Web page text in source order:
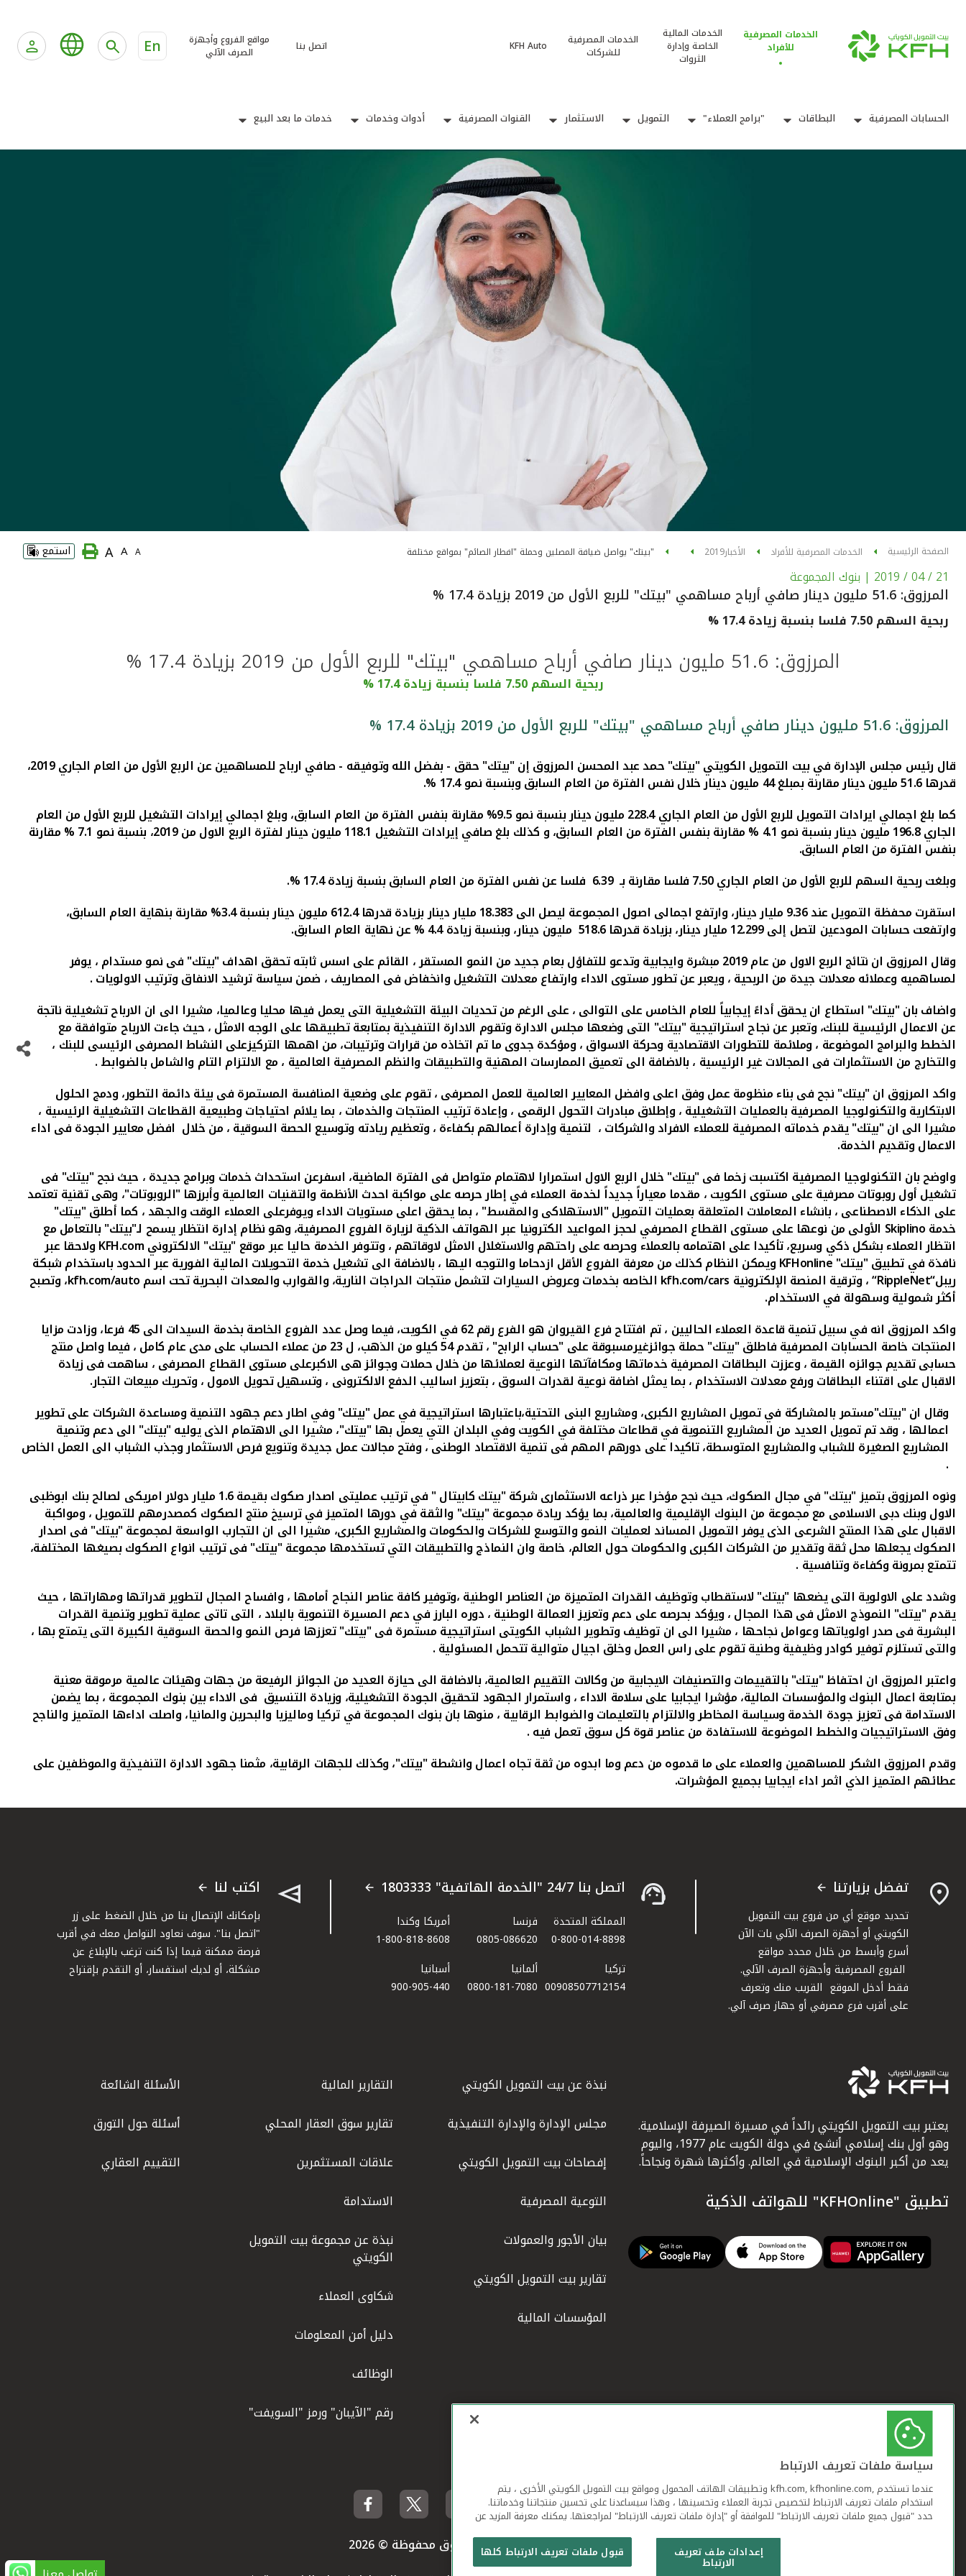
الخدمات المصرفية
للأفراد
الخدمات المالية
الخاصة وإدارة
الثروات
الخدمات المصرفية
للشركات
KFH Auto اتصل بنا
مواقع الفروع وأجهزة
الصرف الآلي
En
الحسابات المصرفية البطاقات "برامج العملاء" التمويل الاستثمار القنوات المصرفية أدوات وخدمات خدمات ما بعد البيع
الصفحة الرئيسية الخدمات المصرفية للأفراد الأخبار2019 "بيتك" يواصل ضيافة المصلين وحملة "افطار الصائم" بمواقع مختلفة A
A
A استمع
21 / 04 / 2019 | بنوك المجموعة
المرزوق: 51.6 مليون دينار صافي أرباح مساهمي "بيتك" للربع الأول من 2019 بزيادة 17.4 %
ربحية السهم 7.50 فلسا بنسبة زيادة 17.4 %
المرزوق: 51.6 مليون دينار صافي أرباح مساهمي "بيتك" للربع الأول من 2019 بزيادة 17.4 %
ربحية السهم 7.50 فلسا بنسبة زيادة 17.4 %
المرزوق: 51.6 مليون دينار صافي أرباح مساهمي "بيتك" للربع الأول من 2019 بزيادة 17.4 %
قال رئيس مجلس الإدارة في بيت التمويل الكويتي "بيتك" حمد عبد المحسن المرزوق إن"بيتك" حقق - بفضل الله وتوفيقه - صافي ارباح للمساهمين عن الربع الأول من العام الجاري 2019،
قدرها 51.6 مليون دينار مقارنة بمبلغ 44 مليون دينار خلال نفس الفترة من العام السابق وبنسبة نمو 17.4 %
.
كما بلغ اجمالي ايرادات التمويل للربع الأول من العام الجاري 228.4 مليون دينار بنسبة نمو 9.5% مقارنة بنفس الفترة من العام السابق، وبلغ اجمالي إيرادات التشغيل للربع الأول من العام
الجاري 196.8 مليون دينار بنسبة نمو 4.1 % مقارنة بنفس الفترة من العام السابق، و كذلك بلغ صافي إيرادات التشغيل 118.1 مليون دينار لفترة الربع الاول من 2019، بنسبة نمو 7.1 % مقارنة
بنفس الفترة من العام السابق.
وبلغت ربحية السهم للربع الأول من العام الجاري 7.50
فلسا مقارنة بـ 6.39 فلسا عن نفس الفترة من العام السابق بنسبة زيادة 17.4 %.
استقرت محفظة التمويل عند 9.36 مليار دينار، وارتفع اجمالى
اصول المجموعة ليصل الى 18.383 مليار دينار بزيادة قدرها 612.4 مليون دينار بنسبة 3.4% مقارنة بنهاية العام السابق،
وارتفعت حسابات المودعين لتصل إلى 12.299 مليار دينار، بزيادة قدرها 518.6 ملي ون دينار، وبنسبة زيادة 4.4 % عن نهاية العام السابق
.
وقال المرزوق ان نتائج الربع الاول من عام 2019 مبشرة وايجابية وتدعو للتفاؤل بعام جديد من النمو المستقر ، القائم على اسس ثابته تحقق اهداف "بيتك" فى نمو مستدام ، يوفر
لمساهميه وعملائه معدلات جيدة من الربحية ، ويعبر عن تطور مستوى الاداء وارتفاع معدلات التشغيل وانخفاض فى المصاريف ، ضمن سياسة ترشيد الانفاق وترتيب الاولويات .
واضاف بان "بيتك" استطاع ان يحقق أداءً إيجابياً للعام الخامس على التوالى ، على الرغم من تحديات البيئة التشغيلية التى يعمل فيها محليا وعالميا، مشيرا الى ان الارباح تشغيلية ناتجة
عن الاعمال الرئيسية للبنك، وتعبر عن نجاح استراتيجية "بيتك" التى وضعها مجلس الادارة وتقوم الادارة التنفيذية بمتابعة تطبيقها على الوجه الامثل ، حيث جاءت الارباح متوافقة مع
الخطط والبرامج الموضوعة ، وملائمة للتطورات الاقتصادية وحركة الاسواق ، ومؤكدة جدوى ما تم اتخاذه من قرارات وترتيبات، من اهمها التركيزعلى النشاط المصرفى الرئيسى للبنك ،
والتخارج من الاستثمارات فى المجالات غير الرئيسية ، بالاضافة الى تعميق الممارسات المهنية والتطبيقات والنظم المصرفية العالمية ، مع الالتزام التام والشامل بالضوابط .
واكد المرزوق ان "بيتك" نجح فى بناء منظومة عمل وفق اعلى وافضل المعايير العالمية للعمل المصرفى ، تقوم على وضعية المنافسة المستمرة فى بيئة دائمة التطور، ودمج الحلول
الابتكارية والتكنولوجيا المصرفية بالعمليات التشغيلية ، وإطلاق مبادرات التحول الرقمى ، وإعادة ترتيب المنتجات والخدمات ، بما يلائم احتياجات وطبيعية القطاعات التشغيلية الرئيسية ،
مشيرا الى ان "بيتك" يقدم خدماته المصرفية للعملاء الافراد والشركات ، لتنمية وإدارة أعمالهم بكفاءة ، وتعظيم ريادته وتوسيع الحصة السوقية ، من خلال افضل معايير الجودة فى اداء
الاعمال وتقديم الخدمة.
واوضح بان التكنولوجيا المصرفية اكتسبت زخما فى "بيتك" خلال الربع الاول استمرارا لاهتمام متواصل فى الفترة الماضية، اسفرعن استحداث خدمات وبرامج جديدة ، حيث نجح "بيتك" فى
تشغيل أول روبوتات مصرفية على مستوى الكويت ، مقدما معياراً جديداً لخدمة العملاء في إطار حرصه على مواكبة احدث الأنظمة والتقنيات العالمية وأبرزها "الروبوتات"، وهى تقنية تعتمد
على الذكاء الاصطناعى ، بانشاء المعاملات المتعلقة بعمليات التمويل "الاستهلاكى والمقسط" ، بما يحقق اعلى مستويات الاداء ويوفرعلى العملاء الوقت والجهد ، كما أطلق "بيتك"
خدمةSkiplino الأولى من نوعها على مستوى القطاع المصرفي لحجز المواعيد الكترونيا عبر الهواتف الذكية لزيارة الفروع المصرفية، وهو نظام إدارة انتظار يسمح لـ"بيتك" بالتعامل مع
انتظار العملاء بشكل ذكي وسريع، تأكيدا على اهتمامه بالعملاء وحرصه على راحتهم والاستغلال الامثل لاوقاتهم ، وتتوفر الخدمة حاليا عبر موقع "بيتك" الالكترونيKFH.comولاحقا عبر
نافذة في تطبيق "بيتك"KFHonlineويمكن النظام كذلك من معرفة الفروع الأقل ازدحاما والتوجه اليها ، بالاضافة الى تشغيل خدمة التحويلات المالية الفورية عبر الحدود باستخدام شبكة
ريبل“
RippleNet
“، وترقية المنصة الإلكترونية kfh.com/cars الخاصه بخدمات وعروض السيارات لتشمل منتجات الدراجات النارية، والقوارب والمعدات البحرية تحت اسمkfh.com/auto،وتصبح
أكثر شمولية وسهولة في الاستخدام.
واكد المرزوق انه في سبيل تنمية قاعدة العملاء الحاليين ، تم افتتاح فرع القيروان هو الفرع رقم 62 في الكويت، فيما وصل عدد الفروع الخاصة بخدمة السيدات الى
45 فرعا، وزادت مزايا
المنتجات خاصة الحسابات المصرفية فاطلق "بيتك" حملة جوائزغيرمسبوقة على "حساب الرابح" ، تقدم 54 كيلو من الذهب، ل 23 من عملاء الحساب على مدى عام كامل ، فيما واصل منتج
حسابى تقديم جوائزه القيمة ، وعززت البطاقات المصرفية خدماتها ومكافآتها النوعية لعملائها من خلال حملات وجوائز هى الاكبرعلى مستوى القطاع المصرفى ، ساهمت فى زيادة
الاقبال على اقتناء البطاقات ورفع معدلات الاستخدام ، بما يمثل اضافة نوعية لقدرات السوق ، بتعزيز اساليب الدفع الالكترونى ، وتسهيل تحويل الامول ، وتحريك مبيعات التجار.
وقال ان "بيتك"مستمر بالمشاركة في تمويل المشاريع الكبرى، ومشاريع البنى التحتية،باعتبارها استراتيجية في عمل "بيتك" وفي اطار دعم جهود التنمية ومساعدة الشركات على تطوير
اعمالها ، وقد تم تمويل العديد من المشاريع التنموية في قطاعات مختلفة في الكويت وفي البلدان التي يعمل بها "بيتك"، مشيرا الى الاهتمام الذى يوليه "بيتك" الى دعم وتنمية
المشاريع الصغيرة للشباب والمشاريع المتوسطة، تاكيدا على دورهم المهم فى تنمية الاقتصاد الوطنى ، وفتح مجالات عمل جديدة وتنويع فرص الاستثمار وجذب الشباب الى العمل الخاص
.
ونوه المرزوق بتميز "بيتك" في مجال الصكوك، حيث نجح مؤخرا عبر ذراعه الاستثمارى شركة "بيتك كابيتال " في ترتيب عمليتى اصدار صكوك بقيمة 1.6 مليار دولار امريكى لصالح بنك ابوظبى
الاول وبنك دبى الاسلامى مع مجموعة من البنوك الإقليمية والعالمية، بما يؤكد ريادة مجموعة "بيتك" والثقة في دورها المتميز في ترسيخ منتج الصكوك كمصدرمهم للتمويل ، ومواكبة
الاقبال على هذا المنتج الشرعى الذى يوفر التمويل المساند لعمليات النمو والتوسع للشركات والحكومات والمشاريع الكبرى، مشيرا الى ان التجارب الواسعة لمجموعة "بيتك" فى اصدار
الصكوك يجعلها محل ثقة وتقدير من الشركات الكبرى والحكومات حول العالم، خاصة وان النماذج والتطبيقات التي تستخدمها مجموعة "بيتك" فى ترتيب انواع الصكوك بصيغها المختلفة،
تتمتع بمرونة وكفاءة وتنافسية .
وشدد على الاولوية التى يضعها "بيتك" لاستقطاب وتوظيف القدرات المتميزة من العناصر الوطنية،وتوفير كافة عناصر النجاح أمامها ، وافساح المجال لتطوير قدراتها ومهاراتها ، حيث
يقدم "بيتك" النموذج الامثل فى هذا المجال ، ويؤكد بحرصه على دعم وتعزيز العمالة الوطنية ، دوره البارز في دعم المسيرة التنموية بالبلاد ، التى تاتى عملية تطوير وتنمية القدرات
البشرية فى صدر اولوياتها وعوامل نجاحها ، مشيرا الى ان توظيف وتطوير الشباب الكويتى استراتيجية مستمرة فى "بيتك" تعززها فرص النمو والحصة السوقية الكبيرة التى يتمتع بها ،
والتى تستلزم توفير كوادر وظيفية وطنية تقوم على راس العمل وخلق اجيال متوالية تتحمل المسئولية .
واعتبر المرزوق ان احتفاظ "بيتك" بالتقييمات والتصنيفات الايجابية من وكالات التقييم العالمية، بالاضافة الى حيازة العديد من الجوائز الرفيعة من جهات وهيئات عالمية مرموقة معنية
بمتابعة اعمال البنوك والمؤسسات المالية، مؤشرا ايجابيا على سلامة الاداء ، واستمرار الجهود لتحقيق الجودة التشغيلية، وزيادة التنسيق فى الاداء بين بنوك المجموعة ، بما يضمن
الاستدامة فى تعزيز جودة الخدمة وسياسة المخاطر والالتزام بالتعليمات والضوابط الرقابية ، منوها بان بنوك المجموعة في تركيا وماليزيا والبحرين والمانيا، واصلت اداءها المتميز والناجح
وفق الاستراتيجيات والخطط الموضوعة للاستفادة من عناصر قوة كل سوق تعمل فيه .
وقدم المرزوق الشكر للمساهمين والعملاء على ما قدموه من دعم وما ابدوه من ثقة تجاه اعمال وانشطة "بيتك"، وكذلك للجهات الرقابية، مثمنا جهود الادارة التنفيذية والموظفين على
عطائهم المتميز الذي اثمر اداء ايجابيا بجميع المؤشرات.
تفضل بزيارتنا
تحديد موقع أي من فروع بيت التمويل
الكويتي أو أجهزة الصرف الآلي بات الآن
أسرع وأبسط من خلال محدد مواقع
الفروع المصرفية وأجهزة الصرف الآلي.
فقط أدخل الموقع القريب منك وتعرف
على أقرب فرع مصرفي أو جهاز صرف آلي.
اتصل بنا 24/7 "الخدمة الهاتفية" 1803333
المملكة المتحدة
0-800-014-8898
فرنسا
0805-086620
أمريكا وكندا
1-800-818-8608
تركيا
00908507712154​
ألمانيا
0800-181-7080
أسبانيا
900-905-440
اكتب لنا
بإمكانك الإتصال بنا من خلال الضغط على زر
"اتصل بنا". سوف نعاود التواصل معك في أقرب
فرصة ممكنة فيما إذا كنت ترغب بالإبلاغ عن
مشكلة، أو لديك استفسار، أو التقدم بإقتراح
يعتبر بيت التمويل الكويتي رائداً في مسيرة الصيرفة الإسلامية.
وهو أول بنك إسلامي أنشئ في دولة الكويت عام 1977، واليوم
يعد من أكبر البنوك الإسلامية في العالم. وأكثرها شهرة ونجاحاً.
تطبيق "KFHOnline" للهواتف الذكية
نبذة عن بيت التمويل الكويتي
مجلس الإدارة والإدارة التنفيذية
إفصاحات بيت التمويل الكويتي
التوعية المصرفية
بيان الأجور والعمولات
تقارير بيت التمويل الكويتي
المؤسسات المالية
التقارير المالية
تقارير سوق العقار المحلي
علاقات المستثمرين
الاستدامة
نبذة عن مجموعة بيت التمويل
الكويتي
شكاوى العملاء
دليل أمن المعلومات
الوظائف
رقم "الآيبان" ورمز "السويفت"
الأسئلة الشائعة
أسئلة حول التورق
التقييم العقاري
بيت التمويل الكويتي جميع الحقوق محفوظة © 2026
سياسة ملفات تعريف الارتباط
عندما تستخدم ,kfh.com, kfhonline.com وتطبيقات الهاتف المحمول ومواقع بيت التمويل الكويتي الأخرى ، يتم
استخدام ملفات تعريف الارتباط لتخصيص تجربة العملاء وتحسينها ، وهذا سيساعدنا على تحسين منتجاتنا وخدماتنا.
حدد "قبول جميع ملفات تعريف الارتباط" للموافقة أو "إدارة ملفات تعريف الارتباط" لمراجعتها. يمكنك معرفة المزيد عن
قبول ملفات تعريف الارتباط كلها
إعدادات ملف تعريف
الارتباط